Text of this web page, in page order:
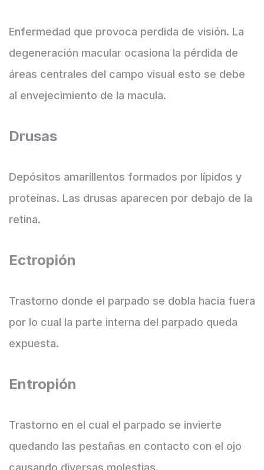
Enfermedad que provoca perdida de visión. La
degeneración macular ocasiona la pérdida de
áreas centrales del campo visual esto se debe
al envejecimiento de la macula.
Drusas
Depósitos amarillentos formados por lípidos y
proteínas. Las drusas aparecen por debajo de la
retina.
Ectropión
Trastorno donde el parpado se dobla hacia fuera
por lo cual la parte interna del parpado queda
expuesta.
Entropión
Trastorno en el cual el parpado se invierte
quedando las pestañas en contacto con el ojo
causando diversas molestias.